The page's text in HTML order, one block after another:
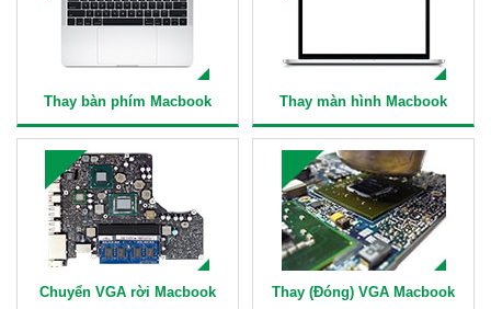
Thay bàn phím Macbook Thay màn hình Macbook
Chuyển VGA rời Macbook Thay (Đóng) VGA Macbook